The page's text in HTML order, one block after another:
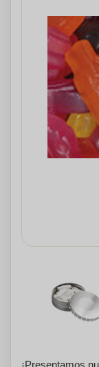
¡Presentamos